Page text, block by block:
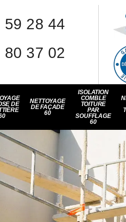
59 28 44
80 37 02
DE
NETTOYAGE
DE FAÇADE
60
ISOLATION
COMBLE
TOITURE
PAR
SOUFFLAGE
60